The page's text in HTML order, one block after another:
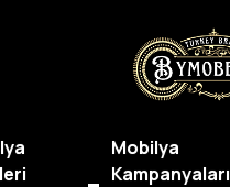
Mobilya
Kampanyaları